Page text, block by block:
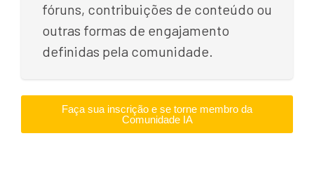
fóruns, contribuições de conteúdo ou
outras formas de engajamento
definidas pela comunidade.
Faça sua inscrição e se torne membro da
Comunidade IA​